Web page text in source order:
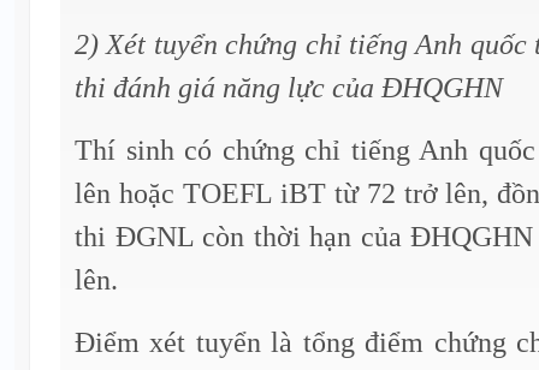
2) Xét tuyển chứng chỉ tiếng Anh quốc
thi đánh giá năng lực của ĐHQGHN
Thí sinh có chứng chỉ tiếng Anh
lên hoặc TOEFL iBT từ 72 trở lên,
thi ĐGNL còn thời hạn của
lên.
Điểm xét tuyển là tổng điểm chứng